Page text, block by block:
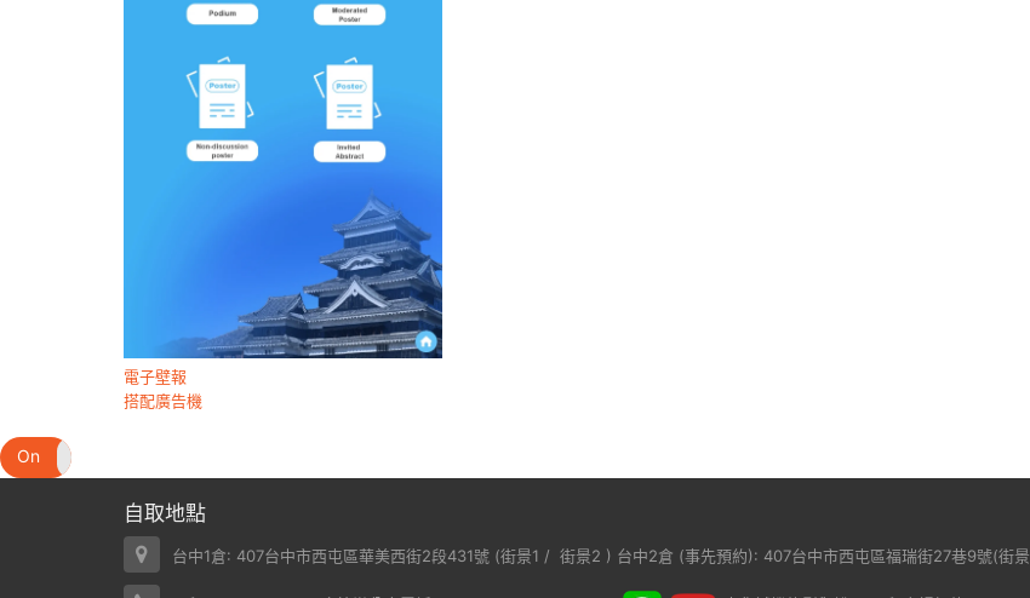
電子壁報
搭配廣告機
On
自取地點
台中1倉: 407台中市西屯區華美西街2段431號 (街景1 / 街景2 ) 台中2倉 (事先預約): 407台中市西屯區福瑞街27巷9號(街景